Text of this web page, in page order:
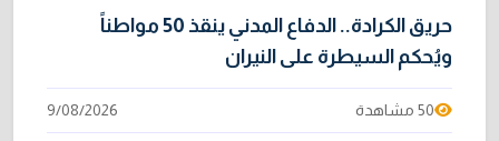
حريق الكرادة.. الدفاع المدني ينقذ 50 مواطناً
ويُحكم السيطرة على النيران
50 مشاهدة 9/08/2026